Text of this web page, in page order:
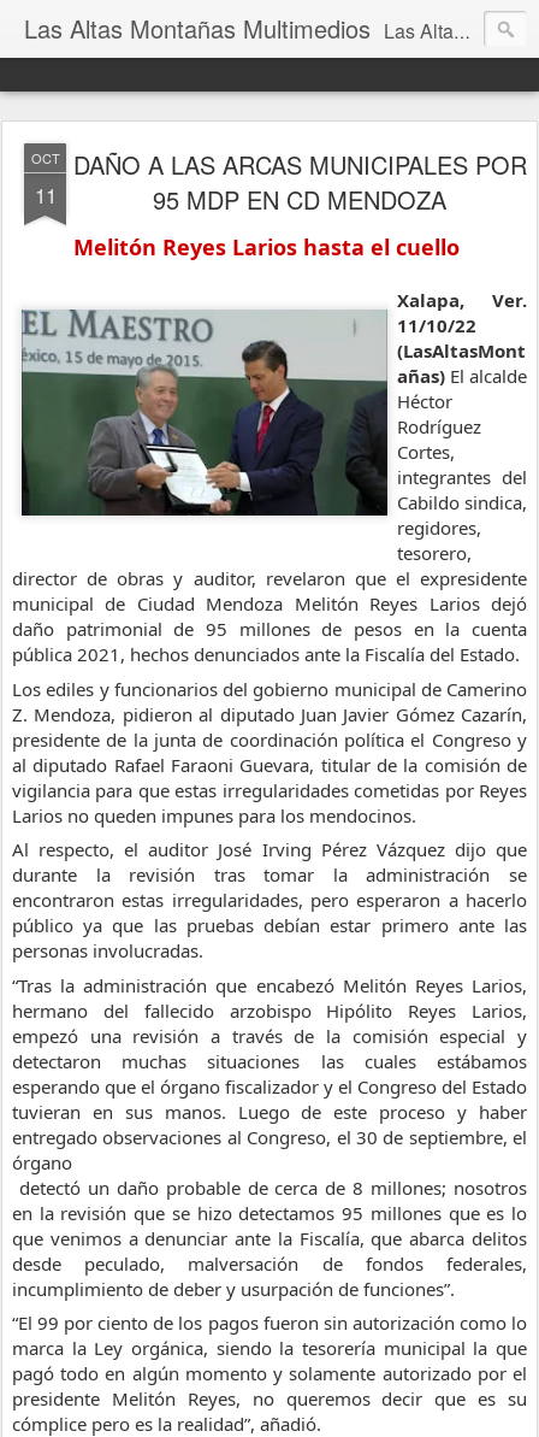
Las Altas Montañas Multimedios Las Altas Montañas Multimedios
OCT
11
DAÑO A LAS ARCAS MUNICIPALES POR
95 MDP EN CD MENDOZA
Melitón Reyes Larios hasta el cuello
Xalapa, Ver.
11/10/22
(LasAltasMont
añas) El alcalde
Héctor
Rodríguez
Cortes,
integrantes del
Cabildo sindica,
regidores,
tesorero,
director de obras y auditor, revelaron que el expresidente
municipal de Ciudad Mendoza Melitón Reyes Larios dejó
daño patrimonial de 95 millones de pesos en la cuenta
pública 2021, hechos denunciados ante la Fiscalía del Estado.
Los ediles y funcionarios del gobierno municipal de Camerino
Z. Mendoza, pidieron al diputado Juan Javier Gómez Cazarín,
presidente de la junta de coordinación política el Congreso y
al diputado Rafael Faraoni Guevara, titular de la comisión de
vigilancia para que estas irregularidades cometidas por Reyes
Larios no queden impunes para los mendocinos.
Al respecto, el auditor José Irving Pérez Vázquez dijo que
durante la revisión tras tomar la administración se
encontraron estas irregularidades, pero esperaron a hacerlo
público ya que las pruebas debían estar primero ante las
personas involucradas.
“Tras la administración que encabezó Melitón Reyes Larios,
hermano del fallecido arzobispo Hipólito Reyes Larios,
empezó una revisión a través de la comisión especial y
detectaron muchas situaciones las cuales estábamos
esperando que el órgano fiscalizador y el Congreso del Estado
tuvieran en sus manos. Luego de este proceso y haber
entregado observaciones al Congreso, el 30 de septiembre, el
órgano
en la revisión que se hizo detectamos 95 millones que es lo
que venimos a denunciar ante la Fiscalía, que abarca delitos
desde peculado, malversación de fondos federales,
incumplimiento de deber y usurpación de funciones”.
“El 99 por ciento de los pagos fueron sin autorización como lo
marca la Ley orgánica, siendo la tesorería municipal la que
pagó todo en algún momento y solamente autorizado por el
presidente Melitón Reyes, no queremos decir que es su
cómplice pero es la realidad”, añadió.